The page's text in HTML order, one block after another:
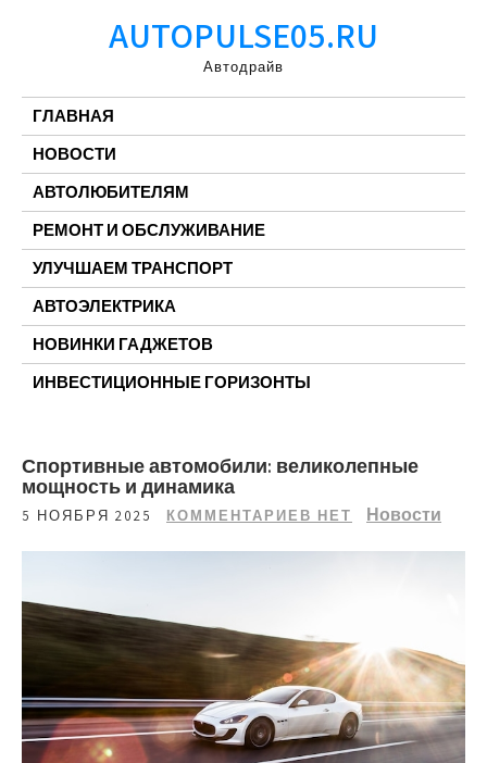
AUTOPULSE05.RU
Автодрайв
ГЛАВНАЯ
НОВОСТИ
АВТОЛЮБИТЕЛЯМ
РЕМОНТ И ОБСЛУЖИВАНИЕ
УЛУЧШАЕМ ТРАНСПОРТ
АВТОЭЛЕКТРИКА
НОВИНКИ ГАДЖЕТОВ
ИНВЕСТИЦИОННЫЕ ГОРИЗОНТЫ
Спортивные автомобили: великолепные
мощность и динамика
5 НОЯБРЯ 2025 КОММЕНТАРИЕВ НЕТ Новости